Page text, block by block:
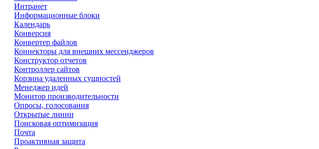
Интранет
Информационные блоки
Календарь
Конверсия
Конвертер файлов
Коннекторы для внешних мессенджеров
Конструктор отчетов
Контроллер сайтов
Корзина удаленных сущностей
Менеджер идей
Монитор производительности
Опросы, голосования
Открытые линии
Поисковая оптимизация
Почта
Проактивная защита